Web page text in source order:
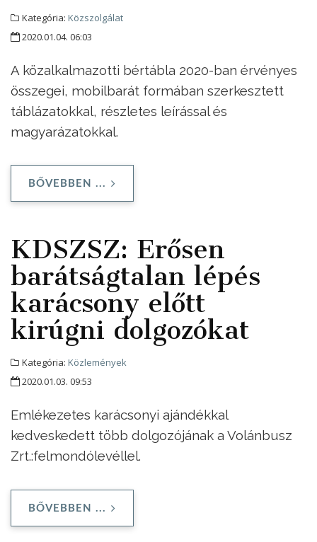
Kategória: Közszolgálat
2020.01.04. 06:03
A közalkalmazotti bértábla 2020-ban érvényes
összegei, mobilbarát formában szerkesztett
táblázatokkal, részletes leírással és
magyarázatokkal.
BŐVEBBEN ...
KDSZSZ: Erősen
barátságtalan lépés
karácsony előtt
kirúgni dolgozókat
Kategória: Közlemények
2020.01.03. 09:53
Emlékezetes karácsonyi ajándékkal
kedveskedett több dolgozójának a Volánbusz
Zrt.:felmondólevéllel.
BŐVEBBEN ...